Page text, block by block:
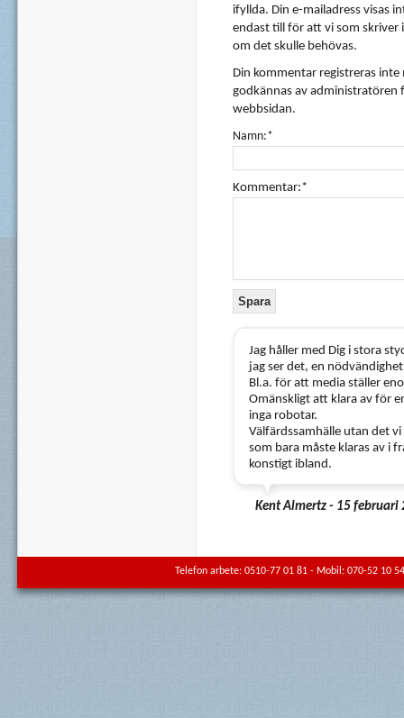
ifyllda. Din e-mailadress visas
endast till för att vi som skriver
om det skulle behövas.
Din kommentar registreras
godkännas av administratören
webbsidan.
Namn:*
Kommentar:*
Jag håller med Dig i stora
jag ser det, en
Bl.a. för att media ställer
Omänskligt att klara av för
inga robotar.
Välfärdssamhälle utan det
som bara måste klaras av i
konstigt ibland.
Kent Almertz - 15 februari
Telefon arbete: 0510-77 01 81 - Mobil: 070-52 10